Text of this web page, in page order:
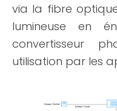
via la fibre
lumineuse en
convertisseur
utilisation par les